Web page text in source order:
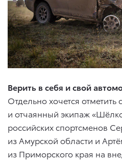
Верить в себя и свой
Отдельно хочется
и отчаянный экипаж
российских спортсменов
из Амурской области и
из Приморского края на